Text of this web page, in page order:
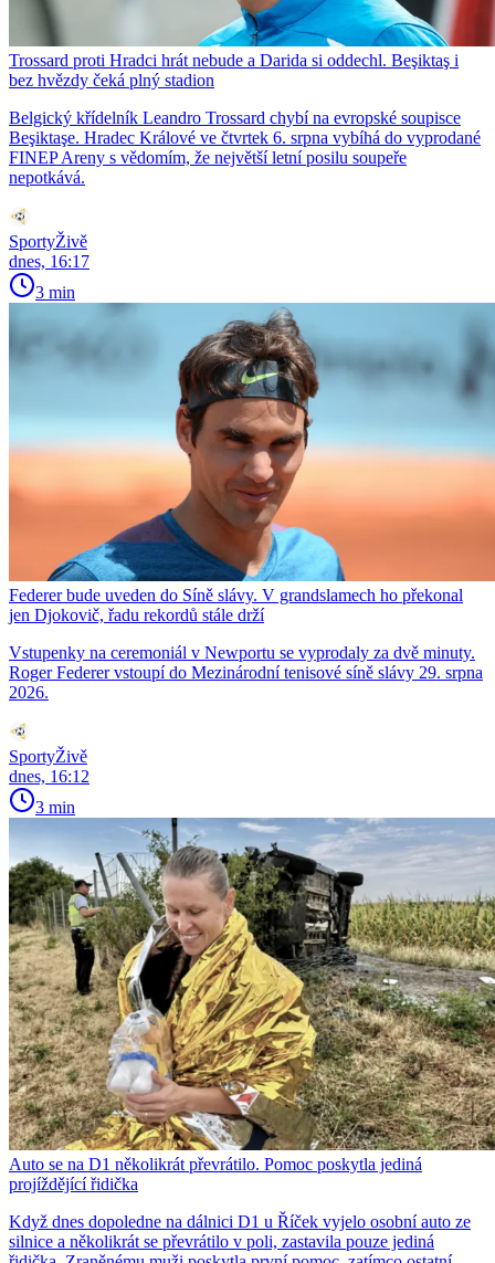
Trossard proti Hradci hrát nebude a Darida si oddechl. Beşiktaş i
bez hvězdy čeká plný stadion
Belgický křídelník Leandro Trossard chybí na evropské soupisce
Beşiktaşe. Hradec Králové ve čtvrtek 6. srpna vybíhá do vyprodané
FINEP Areny s vědomím, že největší letní posilu soupeře
nepotkává.
SportyŽivě
dnes, 16:17
3 min
Federer bude uveden do Síně slávy. V grandslamech ho překonal
jen Djokovič, řadu rekordů stále drží
Vstupenky na ceremoniál v Newportu se vyprodaly za dvě minuty.
Roger Federer vstoupí do Mezinárodní tenisové síně slávy 29. srpna
2026.
SportyŽivě
dnes, 16:12
3 min
Auto se na D1 několikrát převrátilo. Pomoc poskytla jediná
projíždějící řidička
Když dnes dopoledne na dálnici D1 u Říček vyjelo osobní auto ze
silnice a několikrát se převrátilo v poli, zastavila pouze jediná